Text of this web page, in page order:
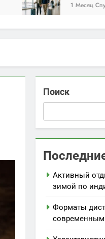
1 Месяц Спустя
Поиск
Активный
зимой по
Форматы